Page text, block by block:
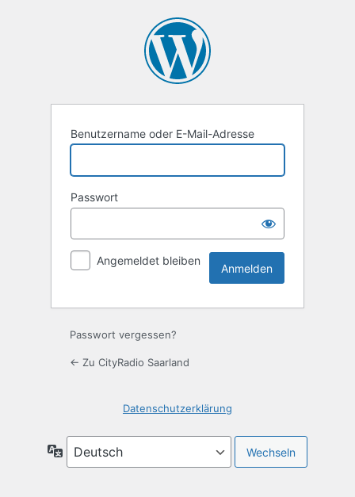
Benutzername oder E-Mail-Adresse
Passwort
Angemeldet bleiben
Passwort vergessen?
← Zu CityRadio Saarland
Datenschutzerklärung
Sprache